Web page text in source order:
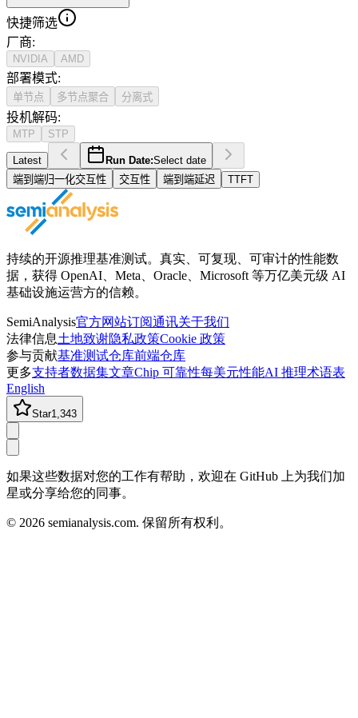
快捷筛选
厂商:
NVIDIA AMD
部署模式:
单节点 多节点聚合 分离式
投机解码:
MTP STP
Latest Run Date:Select date
端到端归一化交互性
交互性 端到端延迟 TTFT
持续的开源推理基准测试。真实、可复现、可审计的性能数
据，获得 OpenAI、Meta、Oracle、Microsoft 等万亿美元级 AI
基础设施运营方的信赖。
SemiAnalysis官方网站订阅通讯关于我们
法律信息土地致谢隐私政策Cookie 政策
参与贡献基准测试仓库前端仓库
更多支持者数据集文章Chip 可靠性每美元性能AI 推理术语表
English
Star1,343
如果这些数据对您的工作有帮助，欢迎在 GitHub 上为我们加
星或分享给您的同事。
© 2026 semianalysis.com. 保留所有权利。